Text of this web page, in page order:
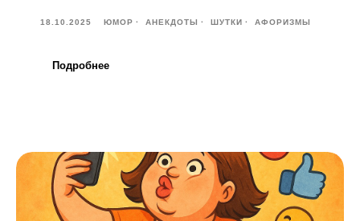
18.10.2025 ЮМОР АНЕКДОТЫ ШУТКИ АФОРИЗМЫ
Подробнее